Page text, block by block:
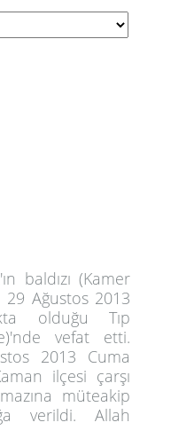
baldızı (Kamer
29 Ağustos 2013
olduğu Tıp
vefat etti.
2013 Cuma
ilçesi çarşı
müteakip
verildi. Allah